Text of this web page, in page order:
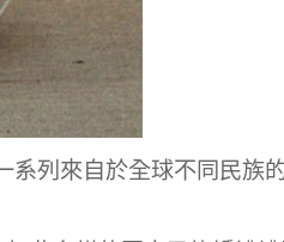
系列來自於全球不同民族